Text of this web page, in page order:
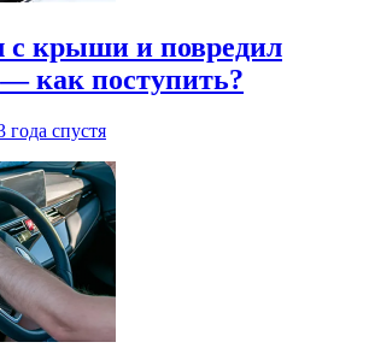
с крыши и повредил
как поступить?
года спустя